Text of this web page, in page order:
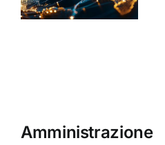
nella tarda
Amministrazione